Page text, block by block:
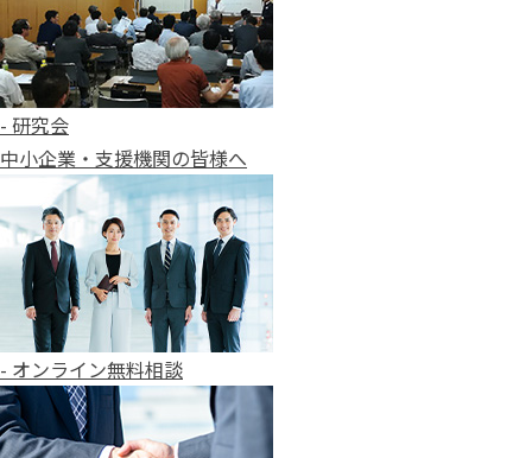
- 研究会
中小企業・支援機関の皆様へ
- オンライン無料相談